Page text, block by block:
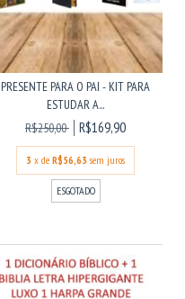
PRESENTE PARA O PAI - KIT PARA
ESTUDAR A...
R$250,00
R$169,90
3 x de R$56,63 sem juros
ESGOTADO